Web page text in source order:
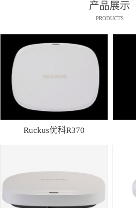
产品展示
PRODUCTS
Ruckus优科R370